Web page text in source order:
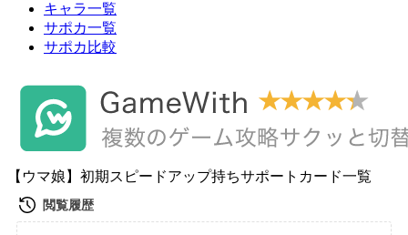
キャラ一覧
サポカ一覧
サポカ比較
【ウマ娘】初期スピードアップ持ちサポートカード一覧